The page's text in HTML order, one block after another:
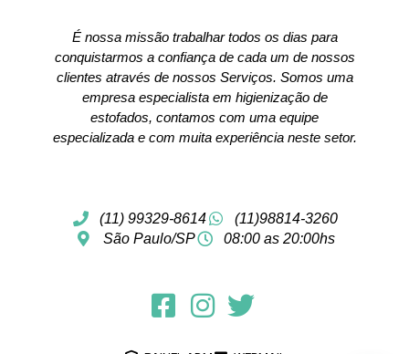
É nossa missão trabalhar todos os dias para
conquistarmos a confiança de cada um de nossos
clientes através de nossos Serviços. Somos uma
empresa especialista em higienização de
estofados, contamos com uma equipe
especializada e com muita experiência neste setor.
(11) 99329-8614
(11)98814-3260
São Paulo/SP
08:00 as 20:00hs